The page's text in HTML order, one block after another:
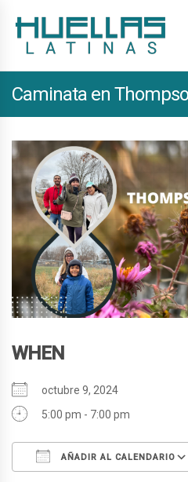
Caminata en
WHEN
octubre 9, 2024
5:00 pm - 7:00 pm
AÑADIR AL CALENDARIO